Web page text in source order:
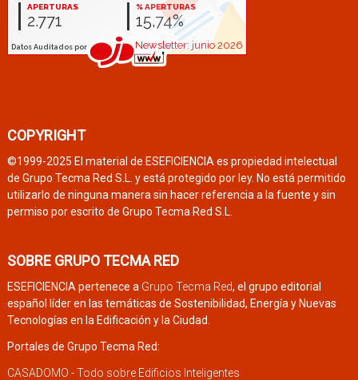
COPYRIGHT
©1999-2025 El material de ESEFICIENCIA es propiedad intelectual
de Grupo Tecma Red S.L. y está protegido por ley. No está permitido
utilizarlo de ninguna manera sin hacer referencia a la fuente y sin
permiso por escrito de Grupo Tecma Red S.L.
SOBRE GRUPO TECMA RED
ESEFICIENCIA pertenece a Grupo Tecma Red, el grupo editorial
español líder en las temáticas de Sostenibilidad, Energía y Nuevas
Tecnologías en la Edificación y la Ciudad.
Portales de Grupo Tecma Red:
CASADOMO - Todo sobre Edificios Inteligentes